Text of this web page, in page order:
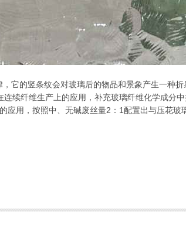
它的竖条纹会对玻璃后的物品和景象产生一种折
续纤维生产上的应用，补充玻璃纤维化学成分
应用，按照中、无碱废丝量2：1配置出与压花